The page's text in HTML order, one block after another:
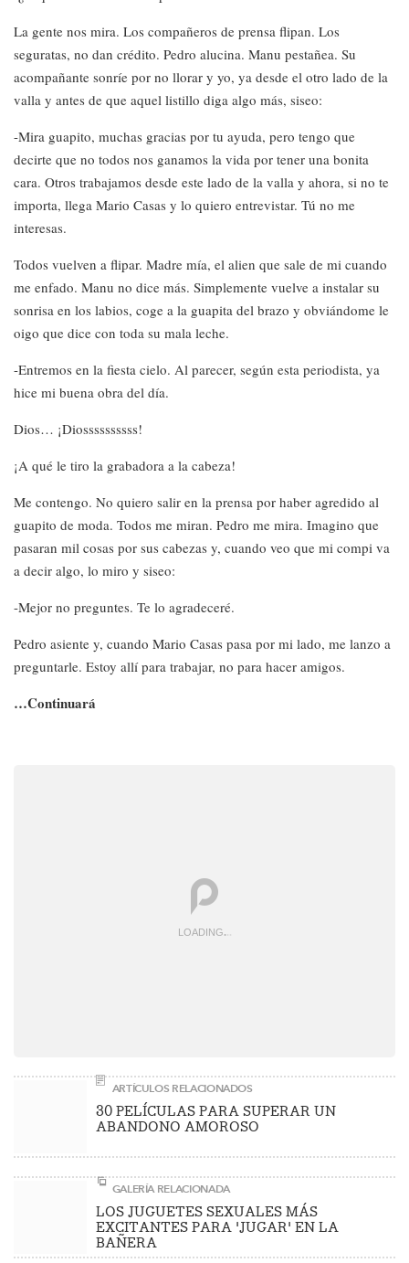
La gente nos mira. Los compañeros de prensa flipan. Los
seguratas, no dan crédito. Pedro alucina. Manu pestañea. Su
acompañante sonríe por no llorar y yo, ya desde el otro lado de la
valla y antes de que aquel listillo diga algo más, siseo:
-Mira guapito, muchas gracias por tu ayuda, pero tengo que
decirte que no todos nos ganamos la vida por tener una bonita
cara. Otros trabajamos desde este lado de la valla y ahora, si no te
importa, llega Mario Casas y lo quiero entrevistar. Tú no me
interesas.
Todos vuelven a flipar. Madre mía, el alien que sale de mi cuando
me enfado. Manu no dice más. Simplemente vuelve a instalar su
sonrisa en los labios, coge a la guapita del brazo y obviándome le
oigo que dice con toda su mala leche.
-Entremos en la fiesta cielo. Al parecer, según esta periodista, ya
hice mi buena obra del día.
Dios… ¡Diossssssssss!
¡A qué le tiro la grabadora a la cabeza!
Me contengo. No quiero salir en la prensa por haber agredido al
guapito de moda. Todos me miran. Pedro me mira. Imagino que
pasaran mil cosas por sus cabezas y, cuando veo que mi compi va
a decir algo, lo miro y siseo:
-Mejor no preguntes. Te lo agradeceré.
Pedro asiente y, cuando Mario Casas pasa por mi lado, me lanzo a
preguntarle. Estoy allí para trabajar, no para hacer amigos.
…Continuará
LOADING.
ARTÍCULOS RELACIONADOS
30 PELÍCULAS PARA SUPERAR UN
ABANDONO AMOROSO
GALERÍA RELACIONADA
LOS JUGUETES SEXUALES MÁS
EXCITANTES PARA 'JUGAR' EN LA
BAÑERA